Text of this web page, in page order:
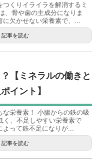
くりイライラを解消するミ
、骨や歯の主成分になりま
欠かせない栄養素で、...
記事を読む
【ミネラルの働きと
イント】
な栄養素！ 小腸からの鉄の吸
く、不足しやすい栄養素で
って鉄不足になりが...
記事を読む